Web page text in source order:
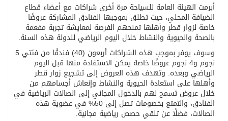
أبرمت الهيئة العامة للسياحة مرة أخرى شراكات مع أعضاء قطاع
الضيافة المحلي، حيث تطلق بموجبها الفنادق المشاركة عروضًا
خاصة لزوار قطر وأهلها تمنحهم الفرصة لمعايشة تجربة مفعمة
بالصحة والحيوية والنشاط خلال اليوم الرياضي للدولة هذه السنة.
وسوف يوفر بموجب هذه الشراكات أربعون (40) فندقًا من فئتي 5
نجوم و4 نجوم عروضًا خاصة يمكن الاستفادة منها قبل اليوم
الرياضي وبعده. وتهدف هذه العروض إلى تشجيع زوار قطر
وأهلها على استعادة الحيوية والنشاط وإنعاش أجسامهم من
خلال عروض تسمح لهم بالدخول المجاني إلى الصالات الرياضية في
الفنادق، والتمتع بخصومات تصل إلى 50% في عضوية هذه
الصالات، فضلًا عن تلقي حصص رياضية مجانية.